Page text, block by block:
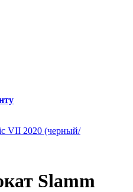
VII 2020 (черный/
Slamm